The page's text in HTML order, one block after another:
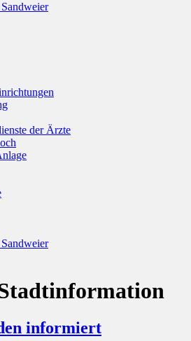
der Ärzte
informiert